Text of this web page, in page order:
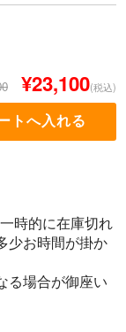
¥23,100(税込)
時的に在庫切れ
少お時間が掛か
る場合が御座い